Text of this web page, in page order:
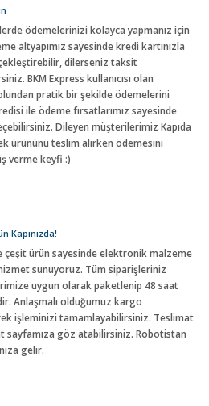
ödemelerinizi kolayca yapmanız için
altyapımız sayesinde kredi kartınızla
dilerseniz taksit
BKM Express kullanıcısı olan
pratik bir şekilde ödemelerini
ile ödeme fırsatlarımız sayesinde
Dileyen müşterilerimiz Kapıda
ürününü teslim alırken ödemesini
verme keyfi :)
Kapınızda!
çeşit ürün sayesinde elektronik malzeme
sunuyoruz. Tüm siparişleriniz
uygun olarak paketlenip 48 saat
Anlaşmalı olduğumuz kargo
işleminizi tamamlayabilirsiniz. Teslimat
sayfamıza göz atabilirsiniz. Robotistan
gelir.